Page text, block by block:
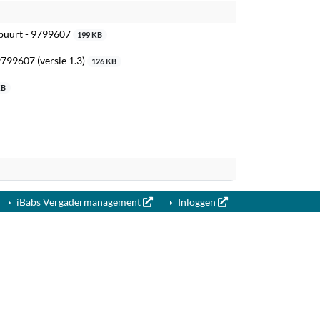
- 9799607 199 KB
(versie 1.3) 126 KB
iBabs Vergadermanagement Inloggen